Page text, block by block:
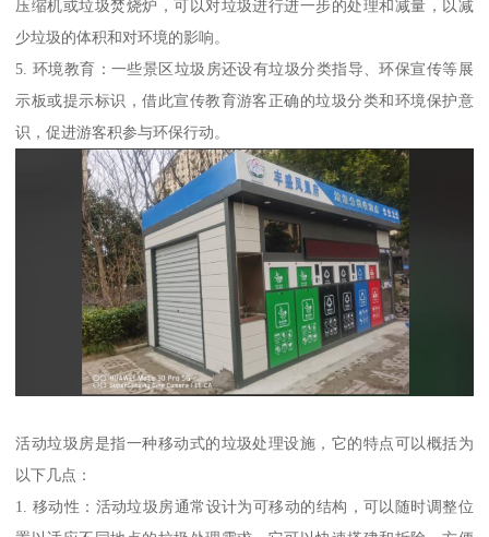
压缩机或垃圾焚烧炉，可以对垃圾进行进一步的处理和减量，以减
少垃圾的体积和对环境的影响。
5. 环境教育：一些景区垃圾房还设有垃圾分类指导、环保宣传等展
示板或提示标识，借此宣传教育游客正确的垃圾分类和环境保护意
识，促进游客积参与环保行动。
活动垃圾房是指一种移动式的垃圾处理设施，它的特点可以概括为
以下几点：
1. 移动性：活动垃圾房通常设计为可移动的结构，可以随时调整位